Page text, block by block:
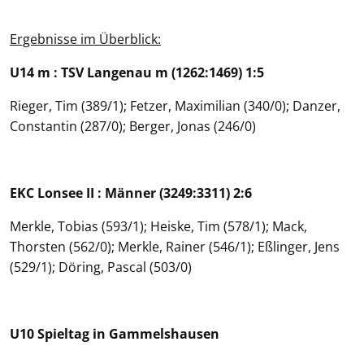
Ergebnisse im Überblick:
U14 m : TSV Langenau m (1262:1469) 1:5
Rieger, Tim (389/1); Fetzer, Maximilian (340/0); Danzer,
Constantin (287/0); Berger, Jonas (246/0)
EKC Lonsee II : Männer (3249:3311) 2:6
Merkle, Tobias (593/1); Heiske, Tim (578/1); Mack,
Thorsten (562/0); Merkle, Rainer (546/1); Eßlinger, Jens
(529/1); Döring, Pascal (503/0)
U10 Spieltag in Gammelshausen